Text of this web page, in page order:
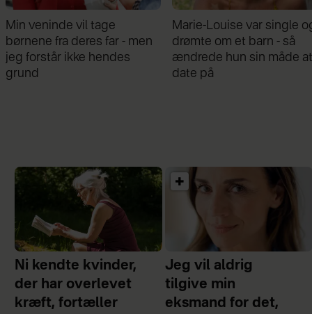
Marie-Louise var single og
drømte om et barn - så
ændrede hun sin måde at
date på
Mathilde Gøhler fortæller
om bruddet med Remee:
Var gået fra hinanden før
graviditeten
Ni kendte kvinder,
der har overlevet
kræft, fortæller
Jeg vil aldrig
tilgive min
eksmand for det,